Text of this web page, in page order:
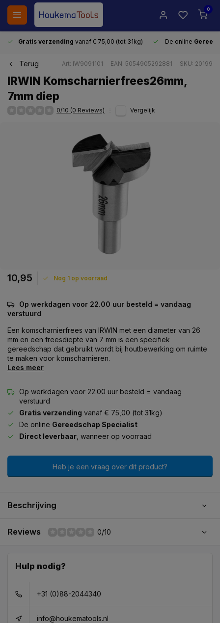
0
Gratis verzending vanaf € 75,00 (tot 31kg) De online
Terug Art: IW9091101 EAN: 5054905292881 SKU: 20199
IRWIN Komscharnierfrees26mm,
7mm diep
0/10 (0 Reviews) Vergelijk
10,95 Nog 1 op voorraad
Op werkdagen voor 22.00 uur besteld = vandaag
verstuurd
Een komscharnierfrees van IRWIN met een diameter van 26
mm en een freesdiepte van 7 mm is een specifiek
gereedschap dat gebruikt wordt bij houtbewerking om ruimte
te maken voor komscharnieren.
Lees meer
Op werkdagen voor 22.00 uur besteld = vandaag
verstuurd
Gratis verzending vanaf € 75,00 (tot 31kg)
De online Gereedschap Specialist
Direct leverbaar , wanneer op voorraad
Heb je een vraag over dit product?
Beschrijving
Reviews 0/10
Hulp nodig?
+31 (0)88-2044340
info@houkematools.nl